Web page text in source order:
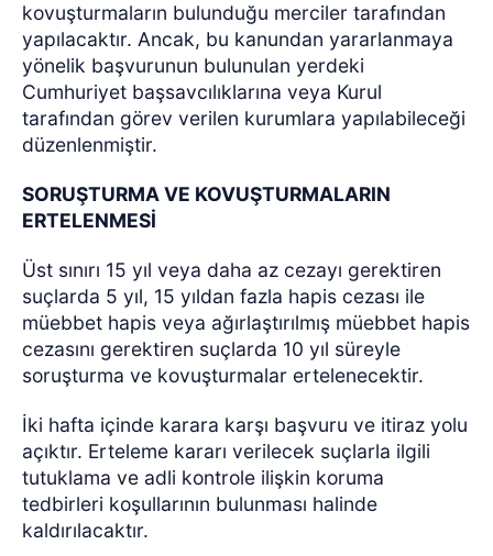
kovuşturmaların bulunduğu merciler tarafından
yapılacaktır. Ancak, bu kanundan yararlanmaya
yönelik başvurunun bulunulan yerdeki
Cumhuriyet başsavcılıklarına veya Kurul
tarafından görev verilen kurumlara yapılabileceği
düzenlenmiştir.
SORUŞTURMA VE KOVUŞTURMALARIN
ERTELENMESİ
Üst sınırı 15 yıl veya daha az cezayı gerektiren
suçlarda 5 yıl, 15 yıldan fazla hapis cezası ile
müebbet hapis veya ağırlaştırılmış müebbet hapis
cezasını gerektiren suçlarda 10 yıl süreyle
soruşturma ve kovuşturmalar ertelenecektir.
İki hafta içinde karara karşı başvuru ve itiraz yolu
açıktır. Erteleme kararı verilecek suçlarla ilgili
tutuklama ve adli kontrole ilişkin koruma
tedbirleri koşullarının bulunması halinde
kaldırılacaktır.